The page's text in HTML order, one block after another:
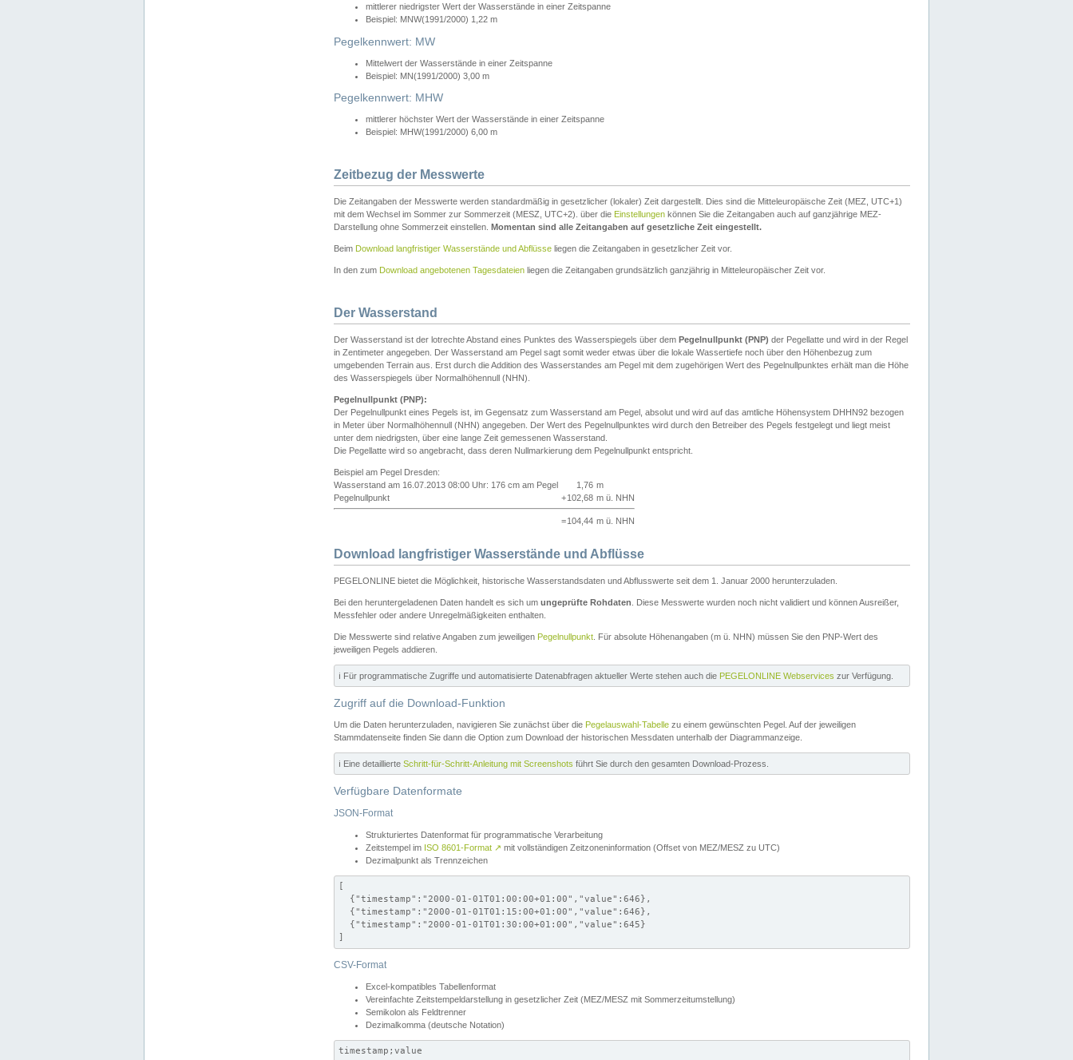
mittlerer niedrigster Wert der Wasserstände in einer Zeitspanne
Beispiel: MNW(1991/2000) 1,22 m
Pegelkennwert: MW
Mittelwert der Wasserstände in einer Zeitspanne
Beispiel: MN(1991/2000) 3,00 m
Pegelkennwert: MHW
mittlerer höchster Wert der Wasserstände in einer Zeitspanne
Beispiel: MHW(1991/2000) 6,00 m
Zeitbezug der Messwerte
Die Zeitangaben der Messwerte werden standardmäßig in gesetzlicher (lokaler) Zeit dargestellt. Dies sind die Mitteleuropäische Zeit (MEZ, UTC+1)
mit dem Wechsel im Sommer zur Sommerzeit (MESZ, UTC+2). über die Einstellungen können Sie die Zeitangaben auch auf ganzjährige MEZ-
Darstellung ohne Sommerzeit einstellen. Momentan sind alle Zeitangaben auf gesetzliche Zeit eingestellt.
Beim Download langfristiger Wasserstände und Abflüsse liegen die Zeitangaben in gesetzlicher Zeit vor.
In den zum Download angebotenen Tagesdateien liegen die Zeitangaben grundsätzlich ganzjährig in Mitteleuropäischer Zeit vor.
Der Wasserstand
Der Wasserstand ist der lotrechte Abstand eines Punktes des Wasserspiegels über dem Pegelnullpunkt (PNP) der Pegellatte und wird in der Regel
in Zentimeter angegeben. Der Wasserstand am Pegel sagt somit weder etwas über die lokale Wassertiefe noch über den Höhenbezug zum
umgebenden Terrain aus. Erst durch die Addition des Wasserstandes am Pegel mit dem zugehörigen Wert des Pegelnullpunktes erhält man die Höhe
des Wasserspiegels über Normalhöhennull (NHN).
Pegelnullpunkt (PNP):
Der Pegelnullpunkt eines Pegels ist, im Gegensatz zum Wasserstand am Pegel, absolut und wird auf das amtliche Höhensystem DHHN92 bezogen
in Meter über Normalhöhennull (NHN) angegeben. Der Wert des Pegelnullpunktes wird durch den Betreiber des Pegels festgelegt und liegt meist
unter dem niedrigsten, über eine lange Zeit gemessenen Wasserstand.
Die Pegellatte wird so angebracht, dass deren Nullmarkierung dem Pegelnullpunkt entspricht.
Beispiel am Pegel Dresden:
Wasserstand am 16.07.2013 08:00 Uhr: 176 cm am Pegel
1,76 m
Pegelnullpunkt
+102,68 m ü. NHN
=104,44 m ü. NHN
Download langfristiger Wasserstände und Abflüsse
PEGELONLINE bietet die Möglichkeit, historische Wasserstandsdaten und Abflusswerte seit dem 1. Januar 2000 herunterzuladen.
Bei den heruntergeladenen Daten handelt es sich um ungeprüfte Rohdaten . Diese Messwerte wurden noch nicht validiert und können Ausreißer,
Messfehler oder andere Unregelmäßigkeiten enthalten.
Die Messwerte sind relative Angaben zum jeweiligen Pegelnullpunkt . Für absolute Höhenangaben (m ü. NHN) müssen Sie den PNP-Wert des
jeweiligen Pegels addieren.
ℹ️ Für programmatische Zugriffe und automatisierte Datenabfragen aktueller Werte stehen auch die PEGELONLINE Webservices zur Verfügung.
Zugriff auf die Download-Funktion
Um die Daten herunterzuladen, navigieren Sie zunächst über die Pegelauswahl-Tabelle zu einem gewünschten Pegel. Auf der jeweiligen
Stammdatenseite finden Sie dann die Option zum Download der historischen Messdaten unterhalb der Diagrammanzeige.
ℹ️ Eine detaillierte Schritt-für-Schritt-Anleitung mit Screenshots führt Sie durch den gesamten Download-Prozess.
Verfügbare Datenformate
JSON-Format
Strukturiertes Datenformat für programmatische Verarbeitung
Zeitstempel im ISO 8601-Format ↗ mit vollständigen Zeitzoneninformation (Offset von MEZ/MESZ zu UTC)
Dezimalpunkt als Trennzeichen
[
  {"timestamp":"2000-01-01T01:00:00+01:00","value":646},
  {"timestamp":"2000-01-01T01:15:00+01:00","value":646},
  {"timestamp":"2000-01-01T01:30:00+01:00","value":645}
]
CSV-Format
Excel-kompatibles Tabellenformat
Vereinfachte Zeitstempeldarstellung in gesetzlicher Zeit (MEZ/MESZ mit Sommerzeitumstellung)
Semikolon als Feldtrenner
Dezimalkomma (deutsche Notation)
timestamp;value